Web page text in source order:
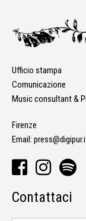
Ufficio stampa
Comunicazione
Music consultant &
Firenze
Email:
Contattaci